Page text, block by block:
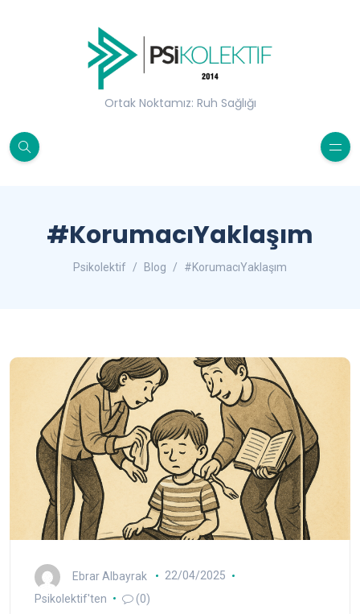
Ortak Noktamız: Ruh Sağlığı
#KorumacıYaklaşım
Psikolektif Blog #KorumacıYaklaşım
Ebrar Albayrak
22/04/2025
Psikolektif'ten
(0)